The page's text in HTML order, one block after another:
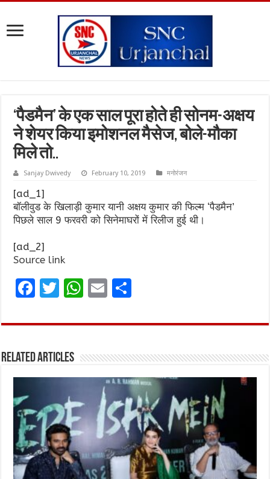
‘पैडमैन’ के एक साल पूरा होते ही सोनम-अक्षय
ने शेयर किया इमोशनल मैसेज, बोले-मौका
मिले तो..
Sanjay Dwivedy February 10, 2019 मनोरंजन
[ad_1]
बॉलीवुड के खिलाड़ी कुमार यानी अक्षय कुमार की फिल्म ‘पैडमैन’
पिछले साल 9 फरवरी को सिनेमाघरों में रिलीज हुई थी।
[ad_2]
Source link
F
ce
o
o
k
T
it
r
W
at
A
p
p
E
ai ar
Related Articles